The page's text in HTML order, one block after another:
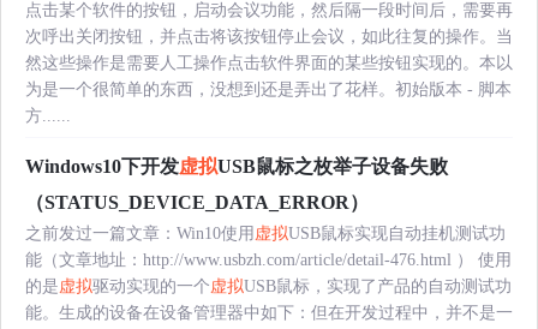
点击某个软件的按钮，启动会议功能，然后隔一段时间后，需要再
次呼出关闭按钮，并点击将该按钮停止会议，如此往复的操作。当
然这些操作是需要人工操作点击软件界面的某些按钮实现的。本以
为是一个很简单的东西，没想到还是弄出了花样。初始版本 - 脚本
方......
Windows10下开发虚拟USB鼠标之枚举子设备失败
（STATUS_DEVICE_DATA_ERROR）
之前发过一篇文章：Win10使用 虚拟USB鼠标实现自动挂机测试功
能（文章地址：http://www.usbzh.com/article/detail-476.html ） 使用
的是虚拟驱动实现的一个虚拟USB鼠标，实现了产品的自动测试功
能。生成的设备在设备管理器中如下：但在开发过程中，并不是一